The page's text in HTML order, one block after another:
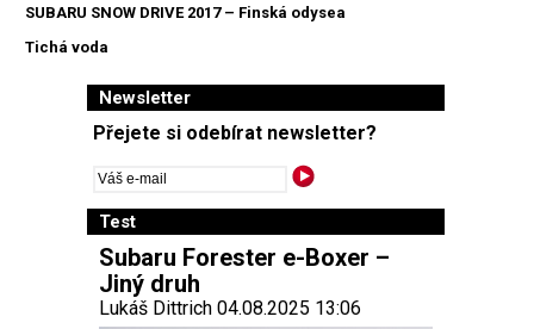
SUBARU SNOW DRIVE 2017 – Finská odysea
Tichá voda
Newsletter
Přejete si odebírat newsletter?
Test
Subaru Forester e-Boxer –
Jiný druh
Lukáš Dittrich 04.08.2025 13:06